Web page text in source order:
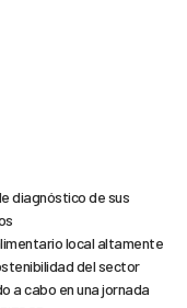
diagnóstico de sus
local altamente
del sector
a cabo en una jornada